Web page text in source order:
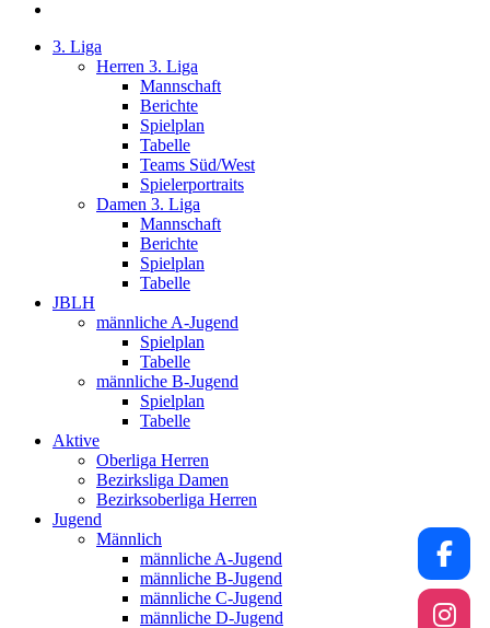
3. Liga
Herren 3. Liga
Mannschaft
Berichte
Spielplan
Tabelle
Teams Süd/West
Spielerportraits
Damen 3. Liga
Mannschaft
Berichte
Spielplan
Tabelle
JBLH
männliche A-Jugend
Spielplan
Tabelle
männliche B-Jugend
Spielplan
Tabelle
Aktive
Oberliga Herren
Bezirksliga Damen
Bezirksoberliga Herren
Jugend
Männlich
männliche A-Jugend
männliche B-Jugend
männliche C-Jugend
männliche D-Jugend